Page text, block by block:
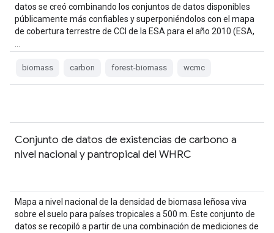
datos se creó combinando los conjuntos de datos disponibles
públicamente más confiables y superponiéndolos con el mapa
de cobertura terrestre de CCI de la ESA para el año 2010 (ESA,
biomass carbon forest-biomass wcmc
Conjunto de datos de existencias de carbono a
nivel nacional y pantropical del WHRC
Mapa a nivel nacional de la densidad de biomasa leñosa viva
sobre el suelo para países tropicales a 500 m. Este conjunto de
datos se recopiló a partir de una combinación de mediciones de